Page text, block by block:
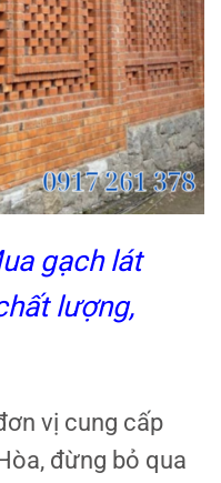
gạch lát
lượng,
vị cung cấp
đừng bỏ qua